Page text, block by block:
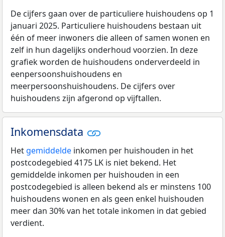
De cijfers gaan over de particuliere huishoudens op 1
januari 2025. Particuliere huishoudens bestaan uit
één of meer inwoners die alleen of samen wonen en
zelf in hun dagelijks onderhoud voorzien. In deze
grafiek worden de huishoudens onderverdeeld in
eenpersoonshuishoudens en
meerpersoonshuishoudens. De cijfers over
huishoudens zijn afgerond op vijftallen.
Inkomensdata
Het gemiddelde inkomen per huishouden in het
postcodegebied 4175 LK is niet bekend. Het
gemiddelde inkomen per huishouden in een
postcodegebied is alleen bekend als er minstens 100
huishoudens wonen en als geen enkel huishouden
meer dan 30% van het totale inkomen in dat gebied
verdient.